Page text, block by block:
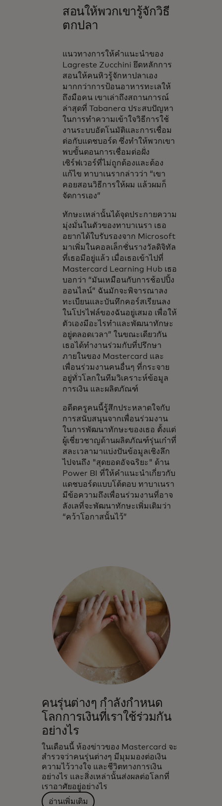
สอนให้พวกเขารู้จักวิธี
ตกปลา
แนวทางการให้คำแนะนำของ
Lagreste Zucchini ยึดหลักการ
สอนให้คนหิวรู้จักหาปลาเอง
มากกว่าการป้อนอาหารทะเลให้
ถึงมือคน เขาเล่าถึงสถานการณ์
ล่าสุดที่ Tabanera ประสบปัญหา
ในการทำความเข้าใจวิธีการใช้
งานระบบอัตโนมัติและการเชื่อม
ต่อกับแดชบอร์ด ซึ่งทำให้พวกเขา
พบขั้นตอนการเชื่อมต่อฝั่ง
เซิร์ฟเวอร์ที่ไม่ถูกต้องและต้อง
แก้ไข ทาบาเนรากล่าวว่า “เขา
คอยสอนวิธีการให้ผม แล้วผมก็
จัดการเอง”
ทักษะเหล่านั้นได้จุดประกายความ
มุ่งมั่นในตัวของทาบาเนรา เธอ
อยากได้ใบรับรองจาก Microsoft
มาเพิ่มในคอลเล็กชั่นรางวัลดิจิทัล
ที่เธอมีอยู่แล้ว เมื่อเธอเข้าไปที่
Mastercard Learning Hub เธอ
บอกว่า “มันเหมือนกับการช้อปปิ้ง
ออนไลน์” ฉันมักจะพิจารณาลง
ทะเบียนและบันทึกคอร์สเรียนลง
ในโปรไฟล์ของฉันอยู่เสมอ เพื่อให้
ตัวเองมีอะไรทำและพัฒนาทักษะ
อยู่ตลอดเวลา” ในขณะเดียวกัน
เธอได้ทำงานร่วมกับที่ปรึกษา
ภายในของ Mastercard และ
เพื่อนร่วมงานคนอื่นๆ ที่กระจาย
อยู่ทั่วโลกในทีมวิเคราะห์ข้อมูล
การเงิน และผลิตภัณฑ์
อดีตครูคนนี้รู้สึกประหลาดใจกับ
การสนับสนุนจากเพื่อนร่วมงาน
ในการพัฒนาทักษะของเธอ ตั้งแต่
ผู้เชี่ยวชาญด้านผลิตภัณฑ์รุ่นเก๋าที่
สละเวลามาแบ่งปันข้อมูลเชิงลึก
ไปจนถึง "สุดยอดอัจฉริยะ" ด้าน
Power BI ที่ให้คำแนะนำเกี่ยวกับ
แดชบอร์ดแบบโต้ตอบ ทาบาเนรา
มีข้อความถึงเพื่อนร่วมงานที่อาจ
ลังเลที่จะพัฒนาทักษะเพิ่มเติมว่า
“คว้าโอกาสนั้นไว้”
คนรุ่นต่างๆ กำลังกำหนด
โลกการเงินที่เราใช้ร่วมกัน
อย่างไร
ในเดือนนี้ ห้องข่าวของ Mastercard จะ
สำรวจว่าคนรุ่นต่างๆ มีมุมมองต่อเงิน
ความไว้วางใจ และชีวิตทางการเงิน
อย่างไร และสิ่งเหล่านั้นส่งผลต่อโลกที่
เราอาศัยอยู่อย่างไร
อ่านเพิ่มเติม